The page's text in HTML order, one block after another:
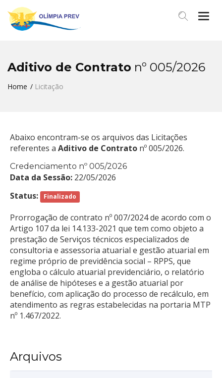
Aditivo de Contrato nº 005/2026
Home Licitação
Abaixo encontram-se os arquivos das Licitações
referentes a Aditivo de Contrato nº 005/2026.
Credenciamento nº 005/2026
Data da Sessão: 22/05/2026
Status:
Finalizado
Prorrogação de contrato nº 007/2024 de acordo com o
Artigo 107 da lei 14.133-2021 que tem como objeto a
prestação de Serviços técnicos especializados de
consultoria e assessoria atuarial e gestão atuarial em
regime próprio de previdência social – RPPS, que
engloba o cálculo atuarial previdenciário, o relatório
de análise de hipóteses e a gestão atuarial por
benefício, com aplicação do processo de recálculo, em
atendimento as regras estabelecidas na portaria MTP
nº 1.467/2022.
Arquivos